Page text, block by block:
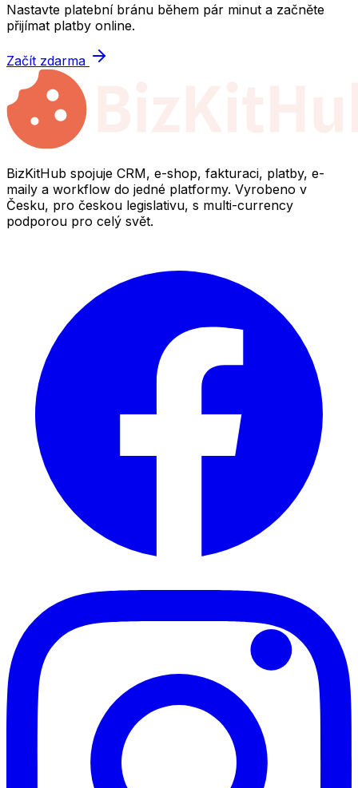
Nastavte platební bránu během pár minut a začněte
přijímat platby online.
Začít zdarma
BizKitHub spojuje CRM, e-shop, fakturaci, platby, e-
maily a workflow do jedné platformy. Vyrobeno v
Česku, pro českou legislativu, s multi-currency
podporou pro celý svět.